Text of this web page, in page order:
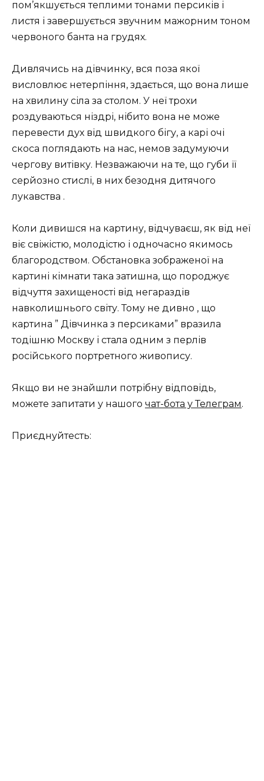
пом’якшується теплими тонами персиків і
листя і завершується звучним мажорним тоном
червоного банта на грудях.
Дивлячись на дівчинку, вся поза якої
висловлює нетерпіння, здається, що вона лише
на хвилину сіла за столом. У неї трохи
роздуваються ніздрі, нібито вона не може
перевести дух від швидкого бігу, а карі очі
скоса поглядають на нас, немов задумуючи
чергову витівку. Незважаючи на те, що губи її
серйозно стислі, в них безодня дитячого
лукавства .
Коли дивишся на картину, відчуваєш, як від неї
віє свіжістю, молодістю і одночасно якимось
благородством. Обстановка зображеної на
картині кімнати така затишна, що породжує
відчуття захищеності від негараздів
навколишнього світу. Тому не дивно , що
картина ” Дівчинка з персиками” вразила
тодішню Москву і стала одним з перлів
російського портретного живопису.
Якщо ви не знайшли потрібну відповідь,
можете запитати у нашого чат-бота у Телеграм.
Приєднуйтесть: